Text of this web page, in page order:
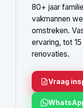
80+ jaar
vakmannen
omstreken.
ervaring, tot
renovaties.
Vraag